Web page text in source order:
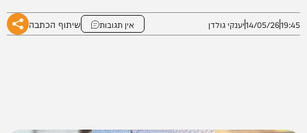
19:45
14/05/26יענקי גולדן אין תגובות שיתוף הכתבה